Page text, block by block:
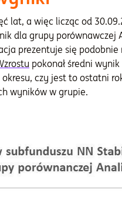
lat, a więc licząc od
dla grupy porównawczej
prezentuje się
pokonał średni
czy jest to ostatni
wyników w grupie.